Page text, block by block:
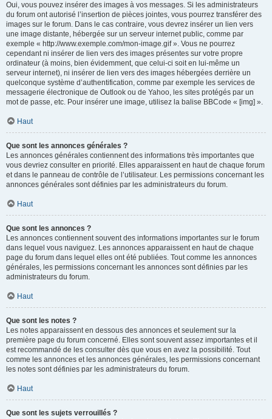
Oui, vous pouvez insérer des images à vos messages. Si les administrateurs
du forum ont autorisé l’insertion de pièces jointes, vous pourrez transférer des
images sur le forum. Dans le cas contraire, vous devrez insérer un lien vers
une image distante, hébergée sur un serveur internet public, comme par
exemple « http://www.exemple.com/mon-image.gif ». Vous ne pourrez
cependant ni insérer de lien vers des images présentes sur votre propre
ordinateur (à moins, bien évidemment, que celui-ci soit en lui-même un
serveur internet), ni insérer de lien vers des images hébergées derrière un
quelconque système d’authentification, comme par exemple les services de
messagerie électronique de Outlook ou de Yahoo, les sites protégés par un
mot de passe, etc. Pour insérer une image, utilisez la balise BBCode « [img] ».
Haut
Que sont les annonces générales ?
Les annonces générales contiennent des informations très importantes que
vous devriez consulter en priorité. Elles apparaissent en haut de chaque forum
et dans le panneau de contrôle de l’utilisateur. Les permissions concernant les
annonces générales sont définies par les administrateurs du forum.
Haut
Que sont les annonces ?
Les annonces contiennent souvent des informations importantes sur le forum
dans lequel vous naviguez. Les annonces apparaissent en haut de chaque
page du forum dans lequel elles ont été publiées. Tout comme les annonces
générales, les permissions concernant les annonces sont définies par les
administrateurs du forum.
Haut
Que sont les notes ?
Les notes apparaissent en dessous des annonces et seulement sur la
première page du forum concerné. Elles sont souvent assez importantes et il
est recommandé de les consulter dès que vous en avez la possibilité. Tout
comme les annonces et les annonces générales, les permissions concernant
les notes sont définies par les administrateurs du forum.
Haut
Que sont les sujets verrouillés ?